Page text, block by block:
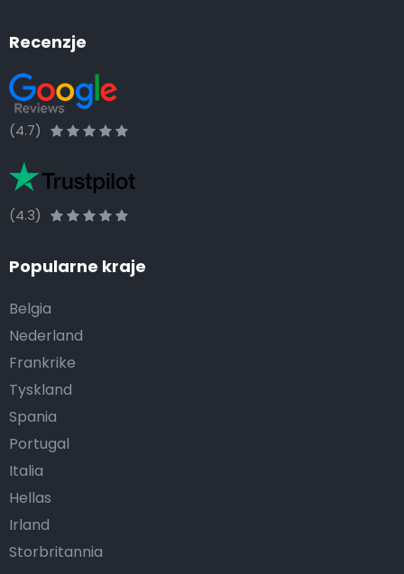
Recenzje
(4.7)
(4.3)
Popularne kraje
Belgia
Nederland
Frankrike
Tyskland
Spania
Portugal
Italia
Hellas
Irland
Storbritannia